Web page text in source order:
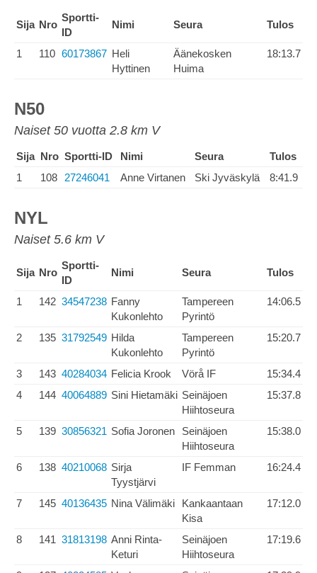
Sija Nro
Sportti-
ID
Nimi Seura Tulos
1 110 60173867 Heli
Hyttinen
Äänekosken
Huima
18:13.7
N50
Naiset 50 vuotta 2.8 km V
Sija Nro Sportti-ID Nimi Seura
Tulos
1
108 27246041 Anne Virtanen Ski Jyväskylä 8:41.9
NYL
Naiset 5.6 km V
Sija Nro
Sportti-
ID
Nimi Seura Tulos
1 142 34547238 Fanny
Kukonlehto
Tampereen
Pyrintö
14:06.5
2 135 31792549 Hilda
Kukonlehto
Tampereen
Pyrintö
15:20.7
3 143 40284034 Felicia Krook Vörå IF
15:34.4
4
144 40064889 Sini Hietamäki Seinäjoen
Hiihtoseura
15:37.8
5 139 30856321 Sofia Joronen
Seinäjoen
Hiihtoseura
15:38.0
6 138 40210068 Sirja
Tyystjärvi
IF Femman 16:24.4
7 145 40136435 Nina Välimäki
Kankaantaan
Kisa
17:12.0
8 141 31813198 Anni Rinta-
Keturi
Seinäjoen
Hiihtoseura
17:19.6